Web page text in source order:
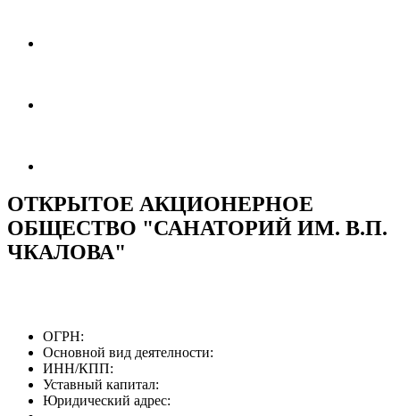
ОТКРЫТОЕ АКЦИОНЕРНОЕ
ОБЩЕСТВО "САНАТОРИЙ ИМ. В.П.
ЧКАЛОВА"
ОГРН:
Основной вид деятелности:
ИНН/КПП:
Уставный капитал:
Юридический адрес: